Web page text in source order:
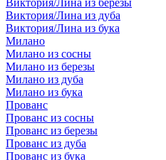
Виктория/Лина из березы
Виктория/Лина из дуба
Виктория/Лина из бука
Милано
Милано из сосны
Милано из березы
Милано из дуба
Милано из бука
Прованс
Прованс из сосны
Прованс из березы
Прованс из дуба
Прованс из бука